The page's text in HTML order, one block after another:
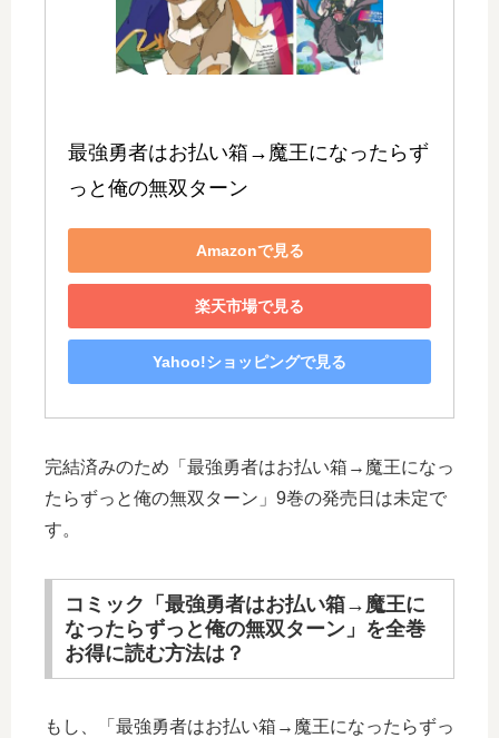
最強勇者はお払い箱→魔王になったらず
っと俺の無双ターン
Amazonで見る
楽天市場で見る
Yahoo!ショッピングで見る
完結済みのため「最強勇者はお払い箱→魔王になっ
たらずっと俺の無双ターン」9巻の発売日は未定で
す。
コミック「最強勇者はお払い箱→魔王に
なったらずっと俺の無双ターン」を全巻
お得に読む方法は？
もし、「最強勇者はお払い箱→魔王になったらずっ